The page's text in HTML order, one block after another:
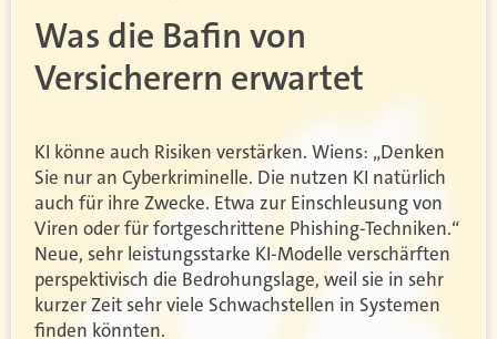
Was die Bafin von
Versicherern erwartet
KI könne auch Risiken verstärken. Wiens: „Denken
Sie nur an Cyberkriminelle. Die nutzen KI natürlich
auch für ihre Zwecke. Etwa zur Einschleusung von
Viren oder für fortgeschrittene Phishing-Techniken.“
Neue, sehr leistungsstarke KI-Modelle verschärften
perspektivisch die Bedrohungslage, weil sie in sehr
kurzer Zeit sehr viele Schwachstellen in Systemen
finden könnten.